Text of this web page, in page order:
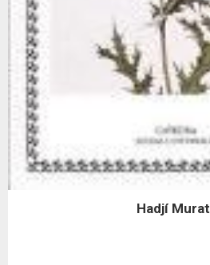
Hadjí Murat